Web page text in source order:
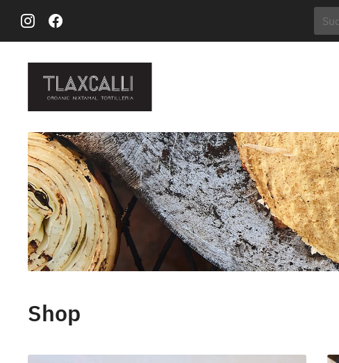
for:
Shop